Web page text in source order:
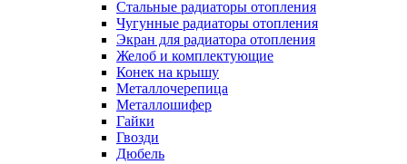
Стальные радиаторы отопления
Чугунные радиаторы отопления
Экран для радиатора отопления
Желоб и комплектующие
Конек на крышу
Металлочерепица
Металлошифер
Гайки
Гвозди
Дюбель